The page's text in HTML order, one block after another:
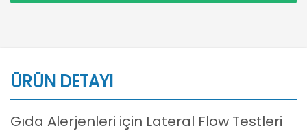
ÜRÜN DETAYI
Gıda Alerjenleri için Lateral Flow Testleri